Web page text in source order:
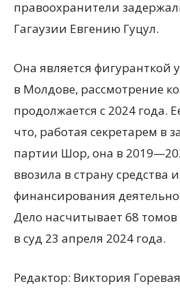
правоохранители
Гагаузии Евгению Гуцул.
Она является фигуранткой
в Молдове, рассмотрение
продолжается с 2024 года.
что, работая секретарем в
партии Шор, она в
ввозила в страну средства
финансирования
Дело насчитывает 68
в суд 23 апреля 2024 года.
Редактор: Виктория Горевая